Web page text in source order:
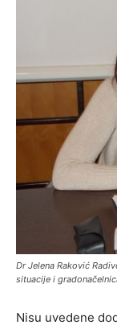
Dr Jelena Raković
situacije i
Nisu uvedene